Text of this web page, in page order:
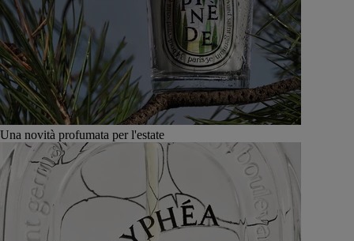
Una novità profumata per l'estate